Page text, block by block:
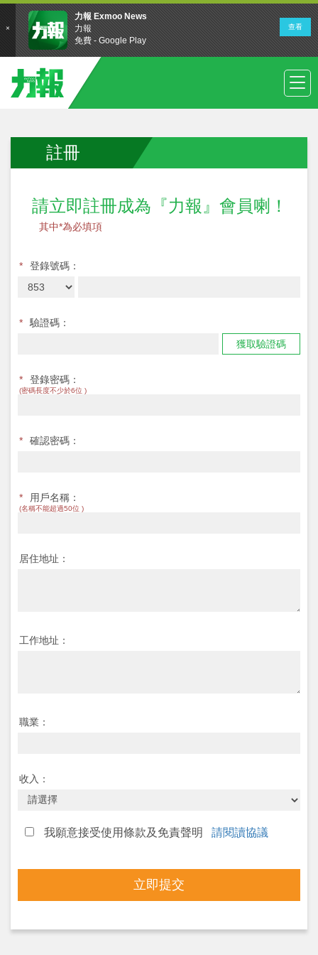
註冊
請立即註冊成為『力報』會員喇！
其中*為必填項
* 登錄號碼：
*
驗證碼：
獲取驗證碼
* 登錄密碼：
(密碼長度不少於6位 )
* 確認密碼：
* 用戶名稱：
(名稱不能超過50位 )
居住地址：
工作地址：
職業：
收入：
我願意接受使用條款及免責聲明 請閱讀協議